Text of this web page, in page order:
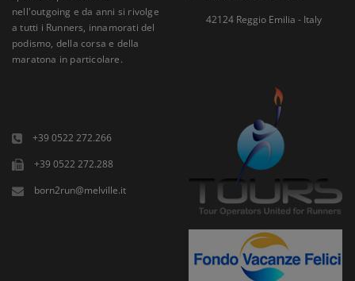
nell'outgoing e da anni si rivolge
a tutti i Runners, innamorati del
podismo, della corsa e della
maratona in particolare.
42124 Reggio Emilia - Italy
+39 0522 272.266
+39 0522 272.288
born2run@melville.it